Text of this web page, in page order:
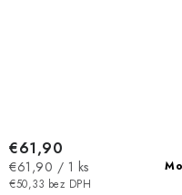
€50,33 bez DPH
€61,90
Jednotková
cena:
€61,90 / 1 ks